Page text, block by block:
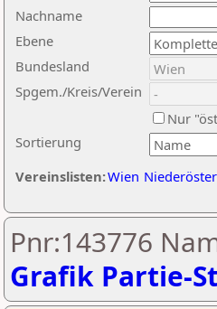
Nachname
Ebene
Sortierung
Bundesland
Spgem./Kreis/Verein
Nur
Vereinslisten:Wien
Pnr:143776
Grafik Partie-